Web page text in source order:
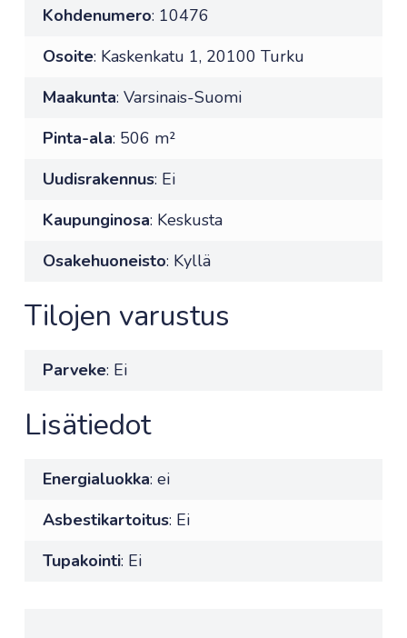
Kohdenumero: 10476
Osoite: Kaskenkatu 1, 20100 Turku
Maakunta: Varsinais-Suomi
Pinta-ala: 506 m²
Uudisrakennus: Ei
Kaupunginosa: Keskusta
Osakehuoneisto: Kyllä
Tilojen varustus
Parveke: Ei
Lisätiedot
Energialuokka: ei
Asbestikartoitus: Ei
Tupakointi: Ei